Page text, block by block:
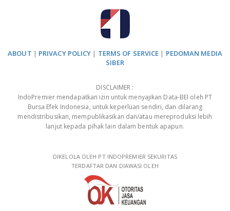
ABOUT | PRIVACY POLICY | TERMS OF SERVICE | PEDOMAN MEDIA
SIBER
DISCLAIMER :
IndoPremier mendapatkan izin untuk menyajikan Data-BEI oleh PT
Bursa Efek Indonesia, untuk keperluan sendiri, dan dilarang
mendistribusikan, mempublikasikan dan/atau mereproduksi lebih
lanjut kepada pihak lain dalam bentuk apapun.
DIKELOLA OLEH PT INDOPREMIER SEKURITAS
TERDAFTAR DAN DIAWASI OLEH